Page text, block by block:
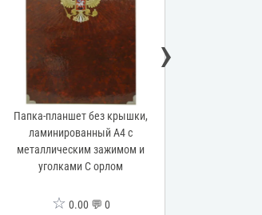
Папка-планшет без крышки,
ламинированный А4 с
металлическим зажимом и
уголками С орлом
☆ 0.00 💬 0
›